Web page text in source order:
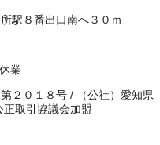
駅８番出口南へ３０ｍ
業
２０１８号 /
（公社）愛知県
正取引協議会加盟